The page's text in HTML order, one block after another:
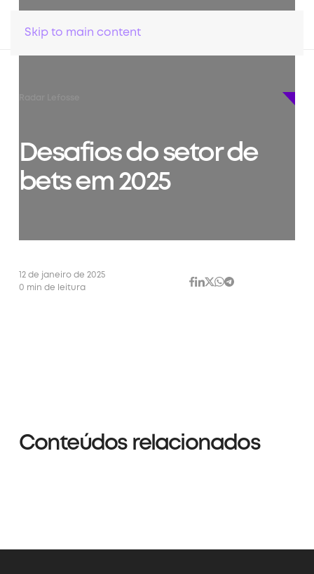
Skip to main content
Desafios do setor de
bets em 2025
12 de janeiro de 2025
0 min de leitura
Conteúdos relacionados